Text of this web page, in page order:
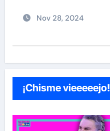
Nov 28, 2024
¡Chisme vieeeeejo!